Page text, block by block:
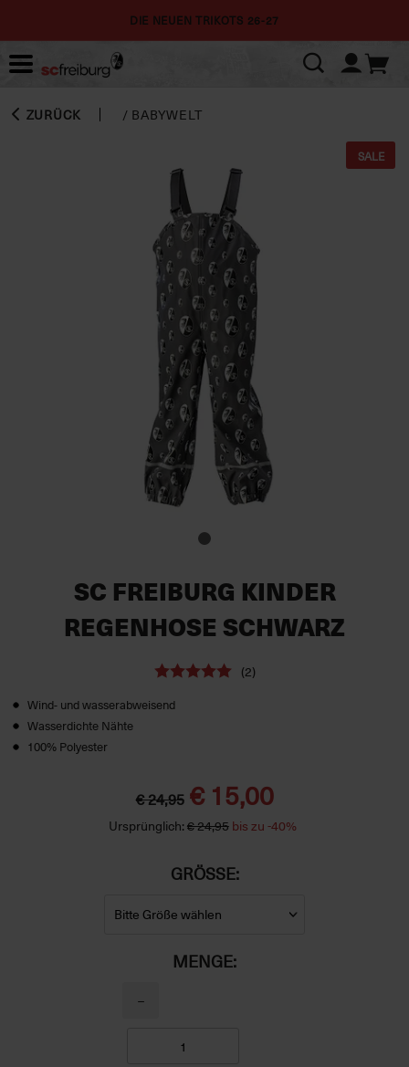
DIE NEUEN TRIKOTS 26-27
ZURÜCK / BABYWELT
SALE
SC FREIBURG KINDER
REGENHOSE SCHWARZ
(2)
Wind- und wasserabweisend
Wasserdichte Nähte
100% Polyester
€ 24,95 € 15,00
Ursprünglich:€ 24,95bis zu -40%
GRÖSSE:
MENGE:
−